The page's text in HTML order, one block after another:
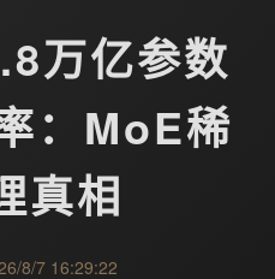
万亿参数
：MoE稀
真相
8/7 16:29:22